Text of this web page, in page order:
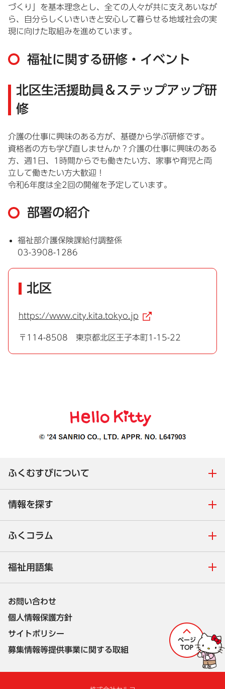
づくり」を基本理念とし、全ての人々が共に支えあいなが
ら、自分らしくいきいきと安心して暮らせる地域社会の実
現に向けた取組みを進めています。
福祉に関する研修・イベント
北区生活援助員＆ステップアップ研
修
介護の仕事に興味のある方が、基礎から学ぶ研修です。
資格者の方も学び直しませんか？介護の仕事に興味のある
方、週1日、1時間からでも働きたい方、家事や育児と両
立して働きたい方大歓迎！
令和6年度は全2回の開催を予定しています。
部署の紹介
福祉部介護保険課給付調整係
03-3908-1286
北区
https://www.city.kita.tokyo.jp
〒114-8508 東京都北区王子本町1-15-22
ふくむすびについて
情報を探す
ふくコラム
福祉用語集
お問い合わせ
個人情報保護方針
サイトポリシー
募集情報等提供事業に関する取組